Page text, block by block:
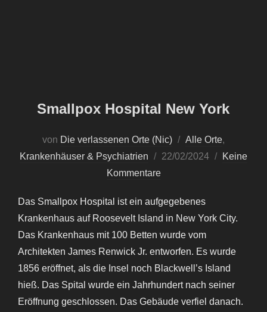
Smallpox Hospital New York
von Die verlassenen Orte (Nic) Alle Orte,
Krankenhäuser & Psychiatrien
Veröffentlicht
22/02/2024
Keine
Kommentare
Das Smallpox Hospital ist ein aufgegebenes
Krankenhaus auf Roosevelt Island in New York City.
Das Krankenhaus mit 100 Betten wurde vom
Architekten James Renwick Jr. entworfen. Es wurde
1856 eröffnet, als die Insel noch Blackwell’s Island
hieß. Das Spital wurde ein Jahrhundert nach seiner
Eröffnung geschlossen. Das Gebäude verfiel danach.